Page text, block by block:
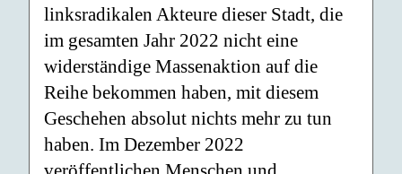
linksradikalen Akteure dieser Stadt, die
im gesamten Jahr 2022 nicht eine
widerständige Massenaktion auf die
Reihe bekommen haben, mit diesem
Geschehen absolut nichts mehr zu tun
haben. Im Dezember 2022